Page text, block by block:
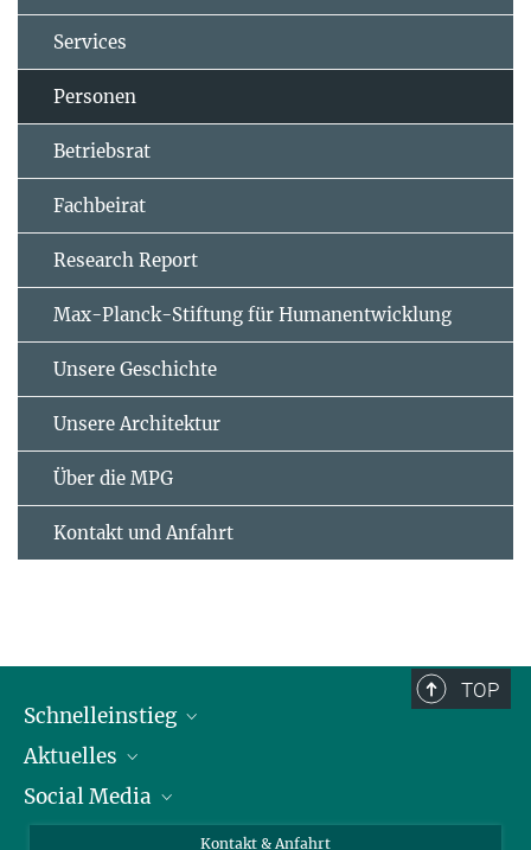
Services
Personen
Betriebsrat
Fachbeirat
Research Report
Max-Planck-Stiftung für Humanentwicklung
Unsere Geschichte
Unsere Architektur
Über die MPG
Kontakt und Anfahrt
TOP
Schnelleinstieg
Personen
Pressebereich
Aktuelles
Stellenangebote
Social Media
Kontakt & Anfahrt